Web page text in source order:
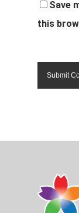
Save
this